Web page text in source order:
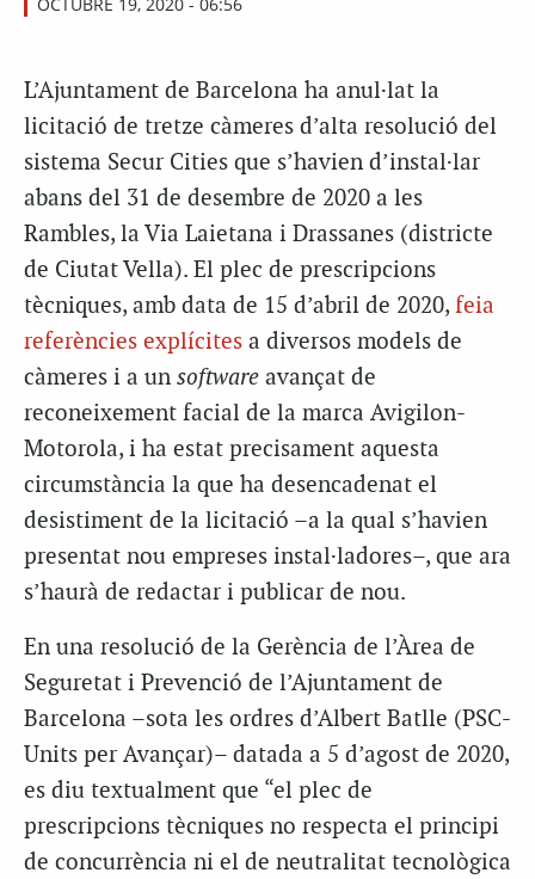
OCTUBRE 19, 2020 - 06:56
L’Ajuntament de Barcelona ha anul·lat la
licitació de tretze càmeres d’alta resolució del
sistema Secur Cities que s’havien d’instal·lar
abans del 31 de desembre de 2020 a les
Rambles, la Via Laietana i Drassanes (districte
de Ciutat Vella). El plec de prescripcions
tècniques, amb data de 15 d’abril de 2020, feia
referències explícites a diversos models de
càmeres i a un software avançat de
reconeixement facial de la marca Avigilon-
Motorola, i ha estat precisament aquesta
circumstància la que ha desencadenat el
desistiment de la licitació –a la qual s’havien
presentat nou empreses instal·ladores–, que ara
s’haurà de redactar i publicar de nou.
En una resolució de la Gerència de l’Àrea de
Seguretat i Prevenció de l’Ajuntament de
Barcelona –sota les ordres d’Albert Batlle (PSC-
Units per Avançar)– datada a 5 d’agost de 2020,
es diu textualment que “el plec de
prescripcions tècniques no respecta el principi
de concurrència ni el de neutralitat tecnològica